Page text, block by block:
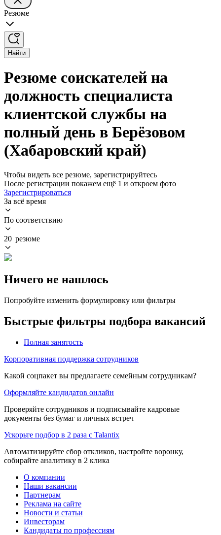
Резюме
Найти
Резюме соискателей на
должность специалиста
клиентской службы на
полный день в Берёзовом
(Хабаровский край)
Чтобы видеть все резюме, зарегистрируйтесь
После регистрации покажем ещё 1 и откроем фото
Зарегистрироваться
За всё время
По соответствию
20 резюме
Ничего не нашлось
Попробуйте изменить формулировку или фильтры
Быстрые фильтры подбора вакансий
Полная занятость
Корпоративная поддержка сотрудников
Какой соцпакет вы предлагаете семейным сотрудникам?
Оформляйте кандидатов онлайн
Проверяйте сотрудников и подписывайте кадровые
документы без бумаг и личных встреч
Ускорьте подбор в 2 раза с Talantix
Автоматизируйте сбор откликов, настройте воронку,
собирайте аналитику в 2 клика
О компании
Наши вакансии
Партнерам
Реклама на сайте
Новости и статьи
Инвесторам
Кандидаты по профессиям